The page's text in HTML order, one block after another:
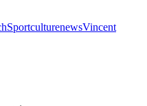
SportculturenewsVincent